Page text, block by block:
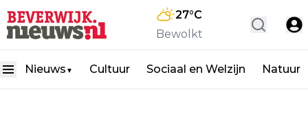
27°C
Bewolkt
Nieuws ▼ Cultuur Sociaal en Welzijn Natuur